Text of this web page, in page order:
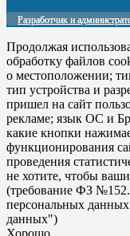
Разработчик и
Продолжая
обработку файлов
о местоположении;
тип устройства и
пришел на сайт
рекламе; язык ОС и
какие кнопки
функционирования
проведения
не хотите, чтобы
(требование ФЗ №152.
персональных
данных")